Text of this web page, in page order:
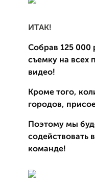
ИТАК!
Собрав 125 000
съемку на всех
видео!
Кроме того,
городов,
Поэтому мы
содействовать
команде!